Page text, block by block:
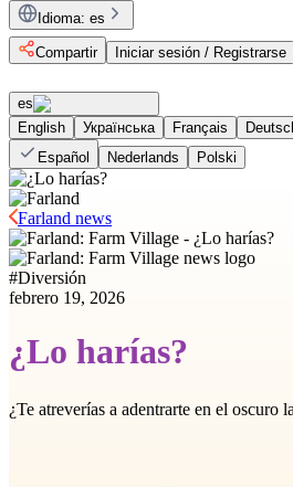
Idioma: es
Compartir
Iniciar sesión / Registrarse
es
English
Українська Français
Español
Nederlands Polski
Farland news
#Diversión
febrero 19, 2026
¿Lo harías?
¿Te atreverías a adentrarte en el